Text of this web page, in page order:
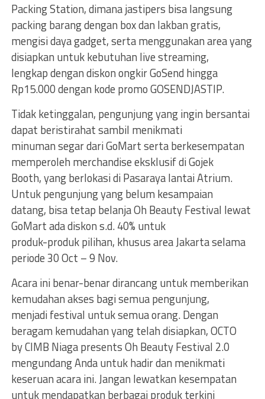
Packing Station, dimana jastipers bisa langsung
packing barang dengan box dan lakban gratis,
mengisi daya gadget, serta menggunakan area yang
disiapkan untuk kebutuhan live streaming,
lengkap dengan diskon ongkir GoSend hingga
Rp15.000 dengan kode promo GOSENDJASTIP.
Tidak ketinggalan, pengunjung yang ingin bersantai
dapat beristirahat sambil menikmati
minuman segar dari GoMart serta berkesempatan
memperoleh merchandise eksklusif di Gojek
Booth, yang berlokasi di Pasaraya lantai Atrium.
Untuk pengunjung yang belum kesampaian
datang, bisa tetap belanja Oh Beauty Festival lewat
GoMart ada diskon s.d. 40% untuk
produk-produk pilihan, khusus area Jakarta selama
periode 30 Oct – 9 Nov.
Acara ini benar-benar dirancang untuk memberikan
kemudahan akses bagi semua pengunjung,
menjadi festival untuk semua orang. Dengan
beragam kemudahan yang telah disiapkan, OCTO
by CIMB Niaga presents Oh Beauty Festival 2.0
mengundang Anda untuk hadir dan menikmati
keseruan acara ini. Jangan lewatkan kesempatan
untuk mendapatkan berbagai produk terkini